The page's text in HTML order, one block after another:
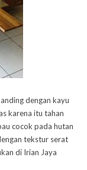
dengan kayu
karena itu tahan
cocok pada hutan
tekstur serat
di Irian Jaya